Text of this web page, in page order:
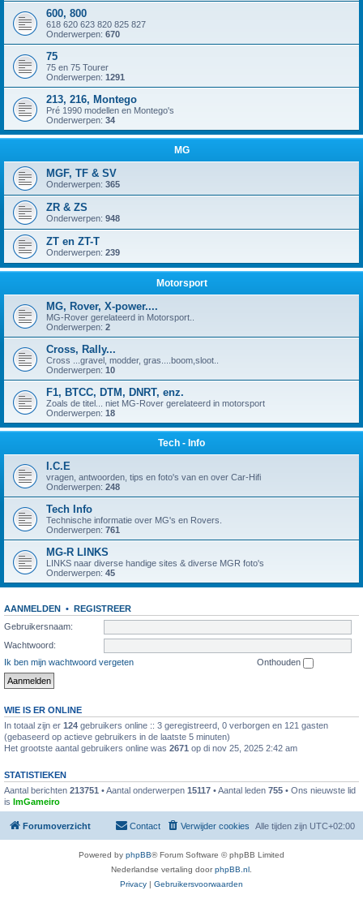
600, 800
618 620 623 820 825 827
Onderwerpen: 670
75
75 en 75 Tourer
Onderwerpen: 1291
213, 216, Montego
Pré 1990 modellen en Montego's
Onderwerpen: 34
MG
MGF, TF & SV
Onderwerpen: 365
ZR & ZS
Onderwerpen: 948
ZT en ZT-T
Onderwerpen: 239
Motorsport
MG, Rover, X-power....
MG-Rover gerelateerd in Motorsport..
Onderwerpen: 2
Cross, Rally...
Cross ...gravel, modder, gras....boom,sloot..
Onderwerpen: 10
F1, BTCC, DTM, DNRT, enz.
Zoals de titel... niet MG-Rover gerelateerd in motorsport
Onderwerpen: 18
Tech - Info
I.C.E
vragen, antwoorden, tips en foto's van en over Car-Hifi
Onderwerpen: 248
Tech Info
Technische informatie over MG's en Rovers.
Onderwerpen: 761
MG-R LINKS
LINKS naar diverse handige sites & diverse MGR foto's
Onderwerpen: 45
AANMELDEN • REGISTREER
Gebruikersnaam:
Wachtwoord:
Ik ben mijn wachtwoord vergeten
Onthouden
WIE IS ER ONLINE
In totaal zijn er 124 gebruikers online :: 3 geregistreerd, 0 verborgen en 121 gasten
(gebaseerd op actieve gebruikers in de laatste 5 minuten)
Het grootste aantal gebruikers online was 2671 op di nov 25, 2025 2:42 am
STATISTIEKEN
Aantal berichten 213751 • Aantal onderwerpen 15117 • Aantal leden 755 • Ons nieuwste lid
is ImGameiro
Forumoverzicht Alle tijden zijn UTC+02:00
Verwijder cookies
Contact
Powered by phpBB® Forum Software © phpBB Limited
Nederlandse vertaling doorphpBB.nl
Privacy | Gebruikersvoorwaarden